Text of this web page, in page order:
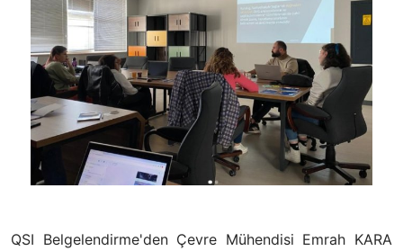
QSI Belgelendirme'den Çevre Mühendisi Emrah KARA